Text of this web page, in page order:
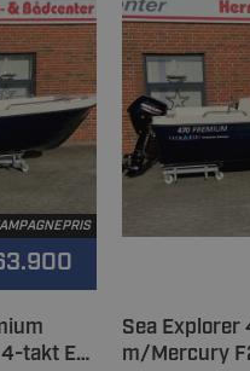
takt EFI
Sea
m/Mercury